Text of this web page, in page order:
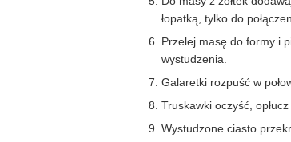
łopatką, tylko do
Przelej masę do formy i
wystudzenia.
Galaretki rozpuść w
Truskawki oczyść,
Wystudzone ciasto